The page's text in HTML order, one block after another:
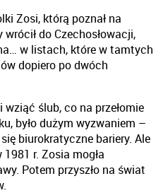
Zosi, którą poznał na
do Czechosłowacji,
w listach, które w tamtych
dopiero po dwóch
ślub, co na przełomie
było dużym wyzwaniem –
biurokratyczne bariery. Ale
r. Zosia mogła
Potem przyszło na świat